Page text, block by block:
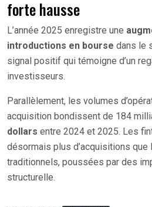
forte hausse
L’année 2025 enregistre une
introductions en bourse dans le
signal positif qui témoigne d’un
investisseurs.
Parallèlement, les volumes
acquisition bondissent de 184
dollars entre 2024 et 2025. Les
désormais plus d’acquisitions
traditionnels, poussées par des
structurelle.